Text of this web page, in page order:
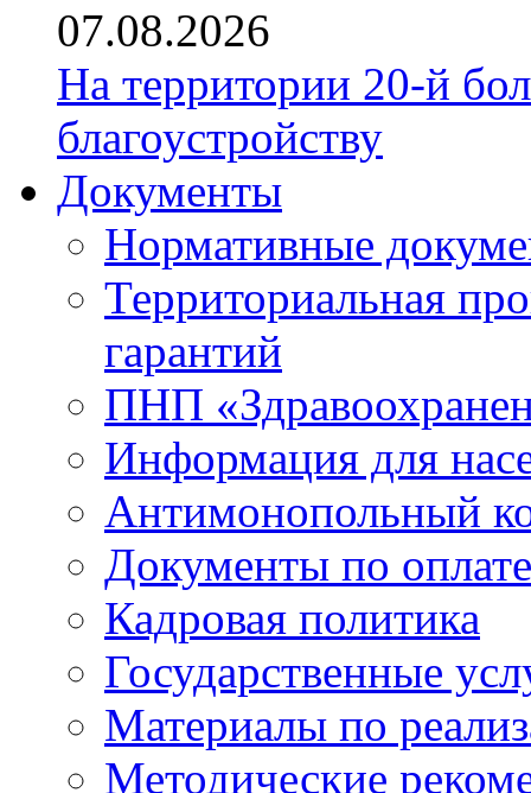
07.08.2026
На территории 20-й
благоустройству
Документы
Нормативные
Территориальная
гарантий
ПНП
Информация для
Антимонопольный
Документы по
Кадровая политика
Государственные
Материалы по
Методические